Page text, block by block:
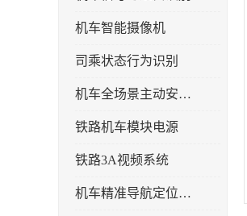
机车智能摄像机
司乘状态行为识别
机车全场景主动安全系统
铁路机车模块电源
铁路3A视频系统
机车精准导航定位系统